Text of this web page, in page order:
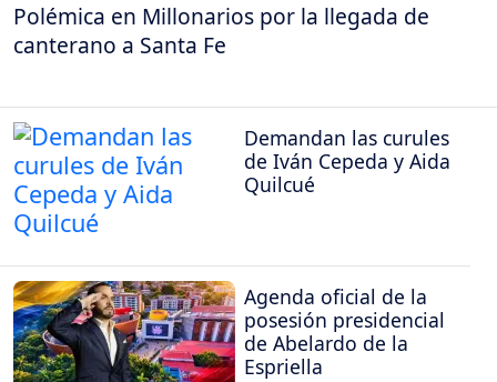
Polémica en Millonarios por la llegada de
canterano a Santa Fe
Demandan las curules
de Iván Cepeda y Aida
Quilcué
Agenda oficial de la
posesión presidencial
de Abelardo de la
Espriella